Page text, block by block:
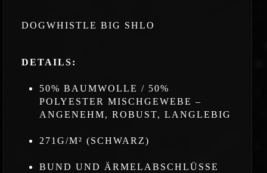
DOGWHISTLE BIG SHLO
DETAILS:
50% BAUMWOLLE / 50%
POLYESTER MISCHGEWEBE –
ANGENEHM, ROBUST, LANGLEBIG
271G/M² (SCHWARZ)
BUND UND ÄRMELABSCHLÜSSE